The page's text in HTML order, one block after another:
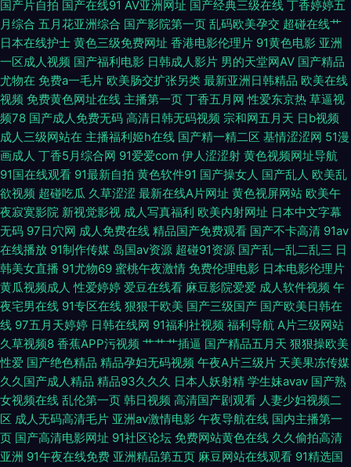
AV第二页 激情开心 狼友集中营一本道 欧美自拍综合 有码七区 91福利包网站
97资源在线视频 大香蕉综合色网 久久东京热大香蕉 欧美网站91 天天干日日
伊人大香蕉影城 91导航福利在线21 91瑟瑟国产黑料 av资源先锋乱 浮力屁屁
草影院 老司机剧场 日韩伦理片 午夜精品人妻二区三区 91包操 91蜜桃日韩
95视频资源总站共享 东方av一直在线 黄色直播91 蜜桃视频在线看 色WWW
亚洲国产 在线不卡的AV初 91精品探花网址 91午夜福利导航 操色国产综合
国产精品欧美亚洲国产 九一桃色社区 欧美日韩麻 午夜精品久久99 91传媒官
网 91社91shecom wwwcom 国产成人一区二 久久成人欧美 青草草一级片黄
色视频 无码素人福利 51老司机福利社 99福利影视在线 国产黄精品合集视频
久久香蕉98p 日本性交电影 午夜福利爽爽 91成年进入人口 91色
wwwcom99热 国产91三级福利 女人天堂男人天堂AV 伊人久韩 91香蕉在线
吃瓜黑料在线麻烦 激情综合五月天 欧美成人久久之 先锋av资源站 婷婷色女
国产片自拍 国产在线91 AV亚洲网址 国产经典三级在线 丁香婷婷五
月综合 五月花亚洲综合 国产影院第一页 乱码欧美孕交 超碰在线艹
日本在线护士 黄色三级免费网址 香港电影伦理片 91黄色电影 亚洲
一区成人视频 国产福利电影 日韩成人影片 男的天堂网AV 国产精品
尤物在 免费a一毛片 欧美肠交扩张另类 最新亚洲日韩精品 欧美在线
视频 免费黄色网址在线 主播第一页 丁香五月网 性爱东京热 草逼视
频78 国产成人免费无码 高清日韩无码视频 宗和网五月天 日b视频
成人三级网站在 主播福利姬h在线 国产精一精二区 基情涩涩网 51漫
画成人 丁香5月综合网 91爱爱com 伊人涩涩射 黄色视频网址导航
91国在线观看 91最新自拍 黄色软件91 国产操女人 国产乱人 欧美乱
欲视频 超碰吃瓜 久草涩涩 最新在线A片网址 黄色视屏网站 欧美午
夜寂寞影院 新视觉影视 成人写真福利 欧美内射网址 日本中文字幕
无码 97日穴网 成人免费在线 精品国产免费观看 国产不卡高清 91av
在线播放 91制作传媒 岛国av资源 超碰91资源 国产乱一乱二乱三 日
韩美女直播 91尤物69 蜜桃午夜激情 免费伦理电影 日本电影伦理片
黄瓜视频成人 性爱婷婷 爱豆在线看 麻豆影院爱爱 成人软件视频 午
夜宅男在线 91专区在线 狠狠干欧美 国产三级国产 国产欧美日韩在
线 97五月天婷婷 日韩在线网 91福利社视频 福利导航 A片三级网站
久草视频8 香蕉APP污视频 艹艹艹插逼 国产精品五月天 狠狠操欧美
性爱 国产绝色精品 精品孕妇无码视频 午夜A片三级片 天美果冻传媒
久久国产成人精品 精品93久久久 日本人妖射精 学生妹avav 国产熟
女视频在线 乱伦第一页 韩日视频 高清国产剧观看 人妻少妇视频二
区 成人无码高清毛片 亚洲av激情电影 午夜导航在线 国内主播第一
页 国产高清电影网址 91社区论坛 免费网站黄色在线 久久偷拍高清
亚洲 91午夜在线免费 亚洲精品第五页 麻豆网站在线观看 91精选国